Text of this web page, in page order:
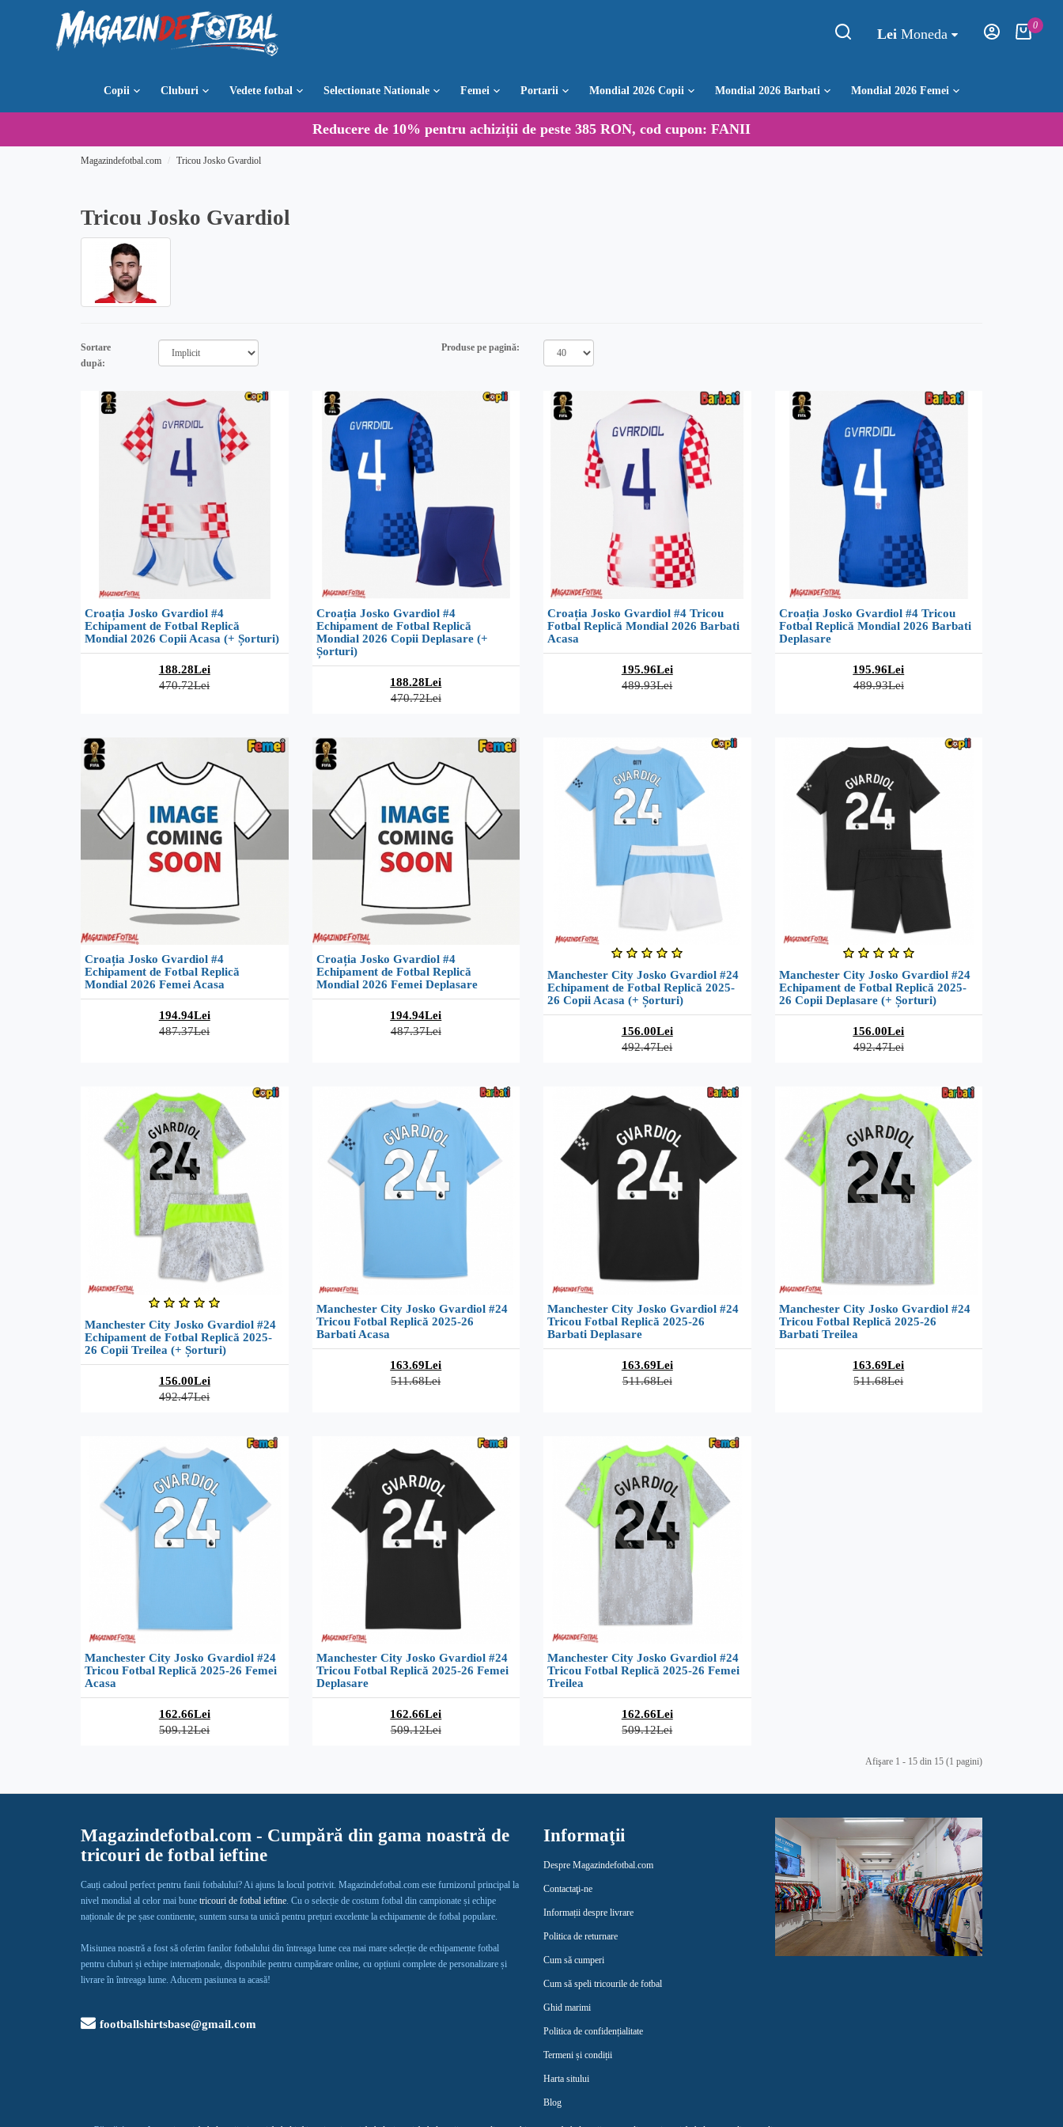
Lei Moneda
0
Copii Cluburi Vedete fotbal Selectionate Nationale Femei Portarii Mondial 2026 Copii Mondial 2026 Barbati Mondial 2026 Femei
Reducere de 10% pentru achiziții de peste 385 RON, cod cupon: FANII
Magazindefotbal.com Tricou Josko Gvardiol
Tricou Josko Gvardiol
Sortare
după:
Produse pe pagină:
Croația Josko Gvardiol #4
Echipament de Fotbal Replică
Mondial 2026 Copii Acasa (+ Șorturi)
188.28Lei
470.72Lei
Croația Josko Gvardiol #4
Echipament de Fotbal Replică
Mondial 2026 Copii Deplasare (+
Șorturi)
188.28Lei
470.72Lei
Croația Josko Gvardiol #4 Tricou
Fotbal Replică Mondial 2026 Barbati
Acasa
195.96Lei
489.93Lei
Croația Josko Gvardiol #4 Tricou
Fotbal Replică Mondial 2026 Barbati
Deplasare
195.96Lei
489.93Lei
Croația Josko Gvardiol #4
Echipament de Fotbal Replică
Mondial 2026 Femei Acasa
194.94Lei
487.37Lei
Croația Josko Gvardiol #4
Echipament de Fotbal Replică
Mondial 2026 Femei Deplasare
194.94Lei
487.37Lei
Manchester City Josko Gvardiol #24
Echipament de Fotbal Replică 2025-
26 Copii Acasa (+ Șorturi)
156.00Lei
492.47Lei
Manchester City Josko Gvardiol #24
Echipament de Fotbal Replică 2025-
26 Copii Deplasare (+ Șorturi)
156.00Lei
492.47Lei
Manchester City Josko Gvardiol #24
Echipament de Fotbal Replică 2025-
26 Copii Treilea (+ Șorturi)
156.00Lei
492.47Lei
Manchester City Josko Gvardiol #24
Tricou Fotbal Replică 2025-26
Barbati Acasa
163.69Lei
511.68Lei
Manchester City Josko Gvardiol #24
Tricou Fotbal Replică 2025-26
Barbati Deplasare
163.69Lei
511.68Lei
Manchester City Josko Gvardiol #24
Tricou Fotbal Replică 2025-26
Barbati Treilea
163.69Lei
511.68Lei
Manchester City Josko Gvardiol #24
Tricou Fotbal Replică 2025-26 Femei
Acasa
162.66Lei
509.12Lei
Manchester City Josko Gvardiol #24
Tricou Fotbal Replică 2025-26 Femei
Deplasare
162.66Lei
509.12Lei
Manchester City Josko Gvardiol #24
Tricou Fotbal Replică 2025-26 Femei
Treilea
162.66Lei
509.12Lei
Afişare 1 - 15 din 15 (1 pagini)
Magazindefotbal.com - Cumpără din gama noastră de
tricouri de fotbal ieftine
Cauți cadoul perfect pentru fanii fotbalului? Ai ajuns la locul potrivit. Magazindefotbal.com este furnizorul principal la
nivel mondial al celor mai bune tricouri de fotbal ieftine. Cu o selecție de costum fotbal din campionate și echipe
naționale de pe șase continente, suntem sursa ta unică pentru prețuri excelente la echipamente de fotbal populare.
Misiunea noastră a fost să oferim fanilor fotbalului din întreaga lume cea mai mare selecție de echipamente fotbal
pentru cluburi și echipe internaționale, disponibile pentru cumpărare online, cu opțiuni complete de personalizare și
livrare în întreaga lume. Aducem pasiunea ta acasă!
footballshirtsbase@gmail.com
Informaţii
Despre Magazindefotbal.com
Contactaţi-ne
Informații despre livrare
Politica de returnare
Cum să cumperi
Cum să speli tricourile de fotbal
Ghid marimi
Politica de confidențialitate
Termeni și condiții
Harta sitului
Blog